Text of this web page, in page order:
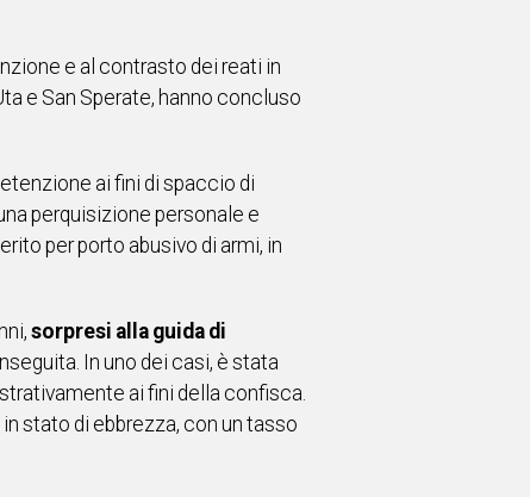
e al contrasto dei reati in
e San Sperate, hanno concluso
ai fini di spaccio di
perquisizione personale e
per porto abusivo di armi, in
sorpresi alla guida di
In uno dei casi, è stata
ai fini della confisca.
stato di ebbrezza, con un tasso